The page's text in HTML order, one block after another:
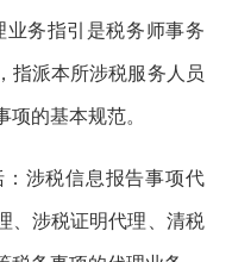
务指引是税务师事务
指派本所涉税服务人员
的基本规范。
涉税信息报告事项代
、涉税证明代理、清税